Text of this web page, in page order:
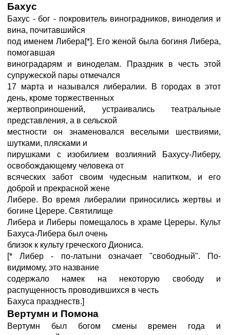
Бахус
Бахус - бог - покровитель виноградников, виноделия и
вина, почитавшийся
под именем Либера[*]. Его женой была богиня Либера,
помогавшая
виноградарям и виноделам. Праздник в честь этой
супружеской пары отмечался
17 марта и назывался либералии. В городах в этот
день, кроме торжественных
жертвоприношений, устраивались театральные
представления, а в сельской
местности он знаменовался веселыми шествиями,
шутками, плясками и
пирушками с изобилием возлияний Бахусу-Либеру,
освобождающему человека от
всяческих забот своим чудесным напитком, и его
доброй и прекрасной жене
Либере. Во время либералии приносились жертвы и
богине Церере. Святилище
Либера и Либеры помещалось в храме Цереры. Культ
Бахуса-Либера был очень
близок к культу греческого Диониса.
[* Либер - по-латыни означает "свободный". По-
видимому, это название
содержало намек на некоторую свободу и
распущенность проводившихся в честь
Бахуса празднеств.]
Вертумн и Помона
Вертумн был богом смены времен года и